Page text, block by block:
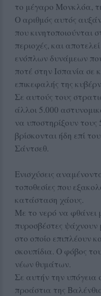
το μέγαρο Μονκλόα,
Ο αριθμός αυτός
που κινητοποιούνται
περιοχές, και
ενόπλων δυνάμεων
ποτέ στην Ισπανία σε
επικεφαλής της
Σε αυτούς τους
άλλοι 5.000
να υποστηρίξουν
βρίσκονται ήδη επί
Σάντσεθ.
Ενισχύσεις
τοποθεσίες που
κατάσταση χάους.
Με το νερό να φθάνει
πυροσβέστες
στο οποίο επιπλέουν
σκουπίδια. Ο φόβος
νέων θυμάτων.
Σε αυτήν την
προάστια της